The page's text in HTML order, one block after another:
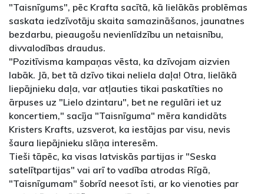
"Taisnīgums", pēc Krafta sacītā, kā lielākās problēmas
saskata iedzīvotāju skaita samazināšanos, jaunatnes
bezdarbu, pieaugošu nevienlīdzību un netaisnību,
divvalodības draudus.
"Pozitīvisma kampaņas vēsta, ka dzīvojam aizvien
labāk. Jā, bet tā dzīvo tikai neliela daļa! Otra, lielākā
liepājnieku daļa, var atļauties tikai paskatīties no
ārpuses uz "Lielo dzintaru", bet ne regulāri iet uz
koncertiem," sacīja "Taisnīguma" mēra kandidāts
Kristers Krafts, uzsverot, ka iestājas par visu, nevis
šaura liepājnieku slāņa interesēm.
Tieši tāpēc, ka visas latviskās partijas ir "Seska
satelītpartijas" vai arī to vadība atrodas Rīgā,
"Taisnīgumam" šobrīd neesot īsti, ar ko vienoties par